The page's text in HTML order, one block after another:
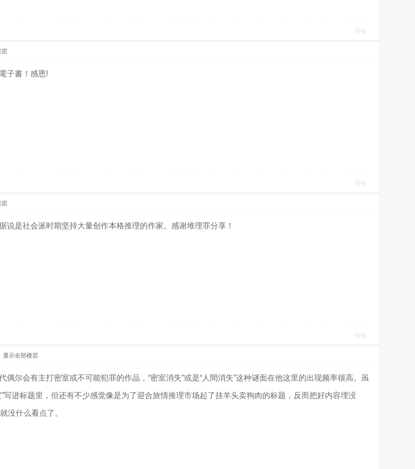
举报
层
子書！感恩!
举报
层
说是社会派时期坚持大量创作本格推理的作家。感谢堆理罪分享！
举报
显示全部楼层
偶尔会有主打密室或不可能犯罪的作品，“密室消失”或是“人間消失”这种谜面在他这里的出现频率很高。虽
写进标题里，但还有不少感觉像是为了迎合旅情推理市场起了挂羊头卖狗肉的标题，反而把好内容埋没
没什么看点了。